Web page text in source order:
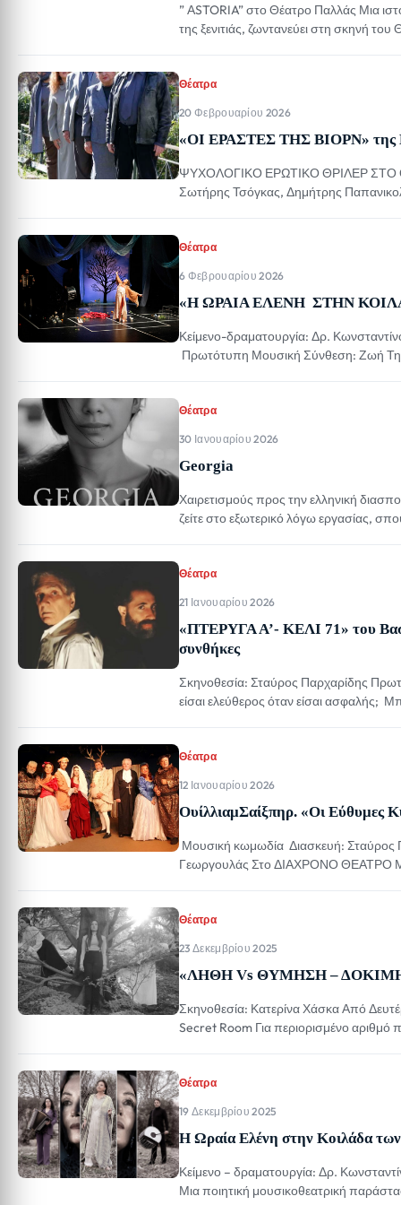
” ΑSTORIA” στο Θέατρο Παλλάς Μια
της ξενιτιάς, ζωντανεύει στη σκηνή
Θέατρα
20 Φεβρουαρίου 2026
«ΟΙ ΕΡΑΣΤΕΣ ΤΗΣ ΒΙΟΡΝ» της
ΨΥΧΟΛΟΓΙΚΟ ΕΡΩΤΙΚΟ ΘΡΙΛΕΡ ΣΤΟ
Σωτήρης Τσόγκας, Δημήτρης
Θέατρα
6 Φεβρουαρίου 2026
«Η ΩΡΑΙΑ ΕΛΕΝΗ ΣΤΗΝ
Κείμενο-δραματουργία: Δρ.
Πρωτότυπη Μουσική Σύνθεση: Ζωή
Θέατρα
30 Ιανουαρίου 2026
Georgia
Χαιρετισμούς προς την ελληνική
ζείτε στο εξωτερικό λόγω εργασίας,
Θέατρα
21 Ιανουαρίου 2026
«ΠΤΕΡΥΓΑ Α’- ΚΕΛΙ 71» του
συνθήκες
Σκηνοθεσία: Σταύρος Παρχαρίδης
είσαι ελεύθερος όταν είσαι ασφαλής;
Θέατρα
12 Ιανουαρίου 2026
ΟυίλλιαμΣαίξπηρ. «Οι Εύθυμες
Μουσική κωμωδία Διασκευή: Σταύρος
Γεωργουλάς Στο ΔΙΑΧΡΟΝΟ ΘΕΑΤΡΟ
Θέατρα
23 Δεκεμβρίου 2025
«ΛΗΘΗ Vs ΘΥΜΗΣΗ – ΔΟΚΙΜΗ
Σκηνοθεσία: Κατερίνα Χάσκα Από
Secret Room Για περιορισμένο
Θέατρα
19 Δεκεμβρίου 2025
Η Ωραία Ελένη στην Κοιλάδα
Κείμενο – δραματουργία: Δρ.
Μια ποιητική μουσικοθεατρική